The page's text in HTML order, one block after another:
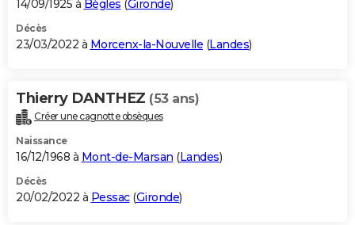
14/09/1925 à Bègles (Gironde)
Décès
23/03/2022 à Morcenx-la-Nouvelle (Landes)
Thierry DANTHEZ (53 ans)
Créer une cagnotte obsèques
Naissance
16/12/1968 à Mont-de-Marsan (Landes)
Décès
20/02/2022 à Pessac(Gironde)